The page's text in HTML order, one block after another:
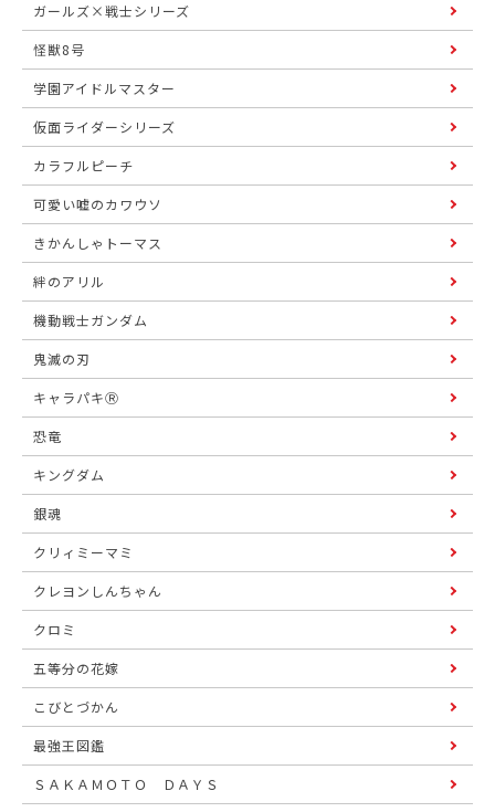
ガールズ×戦士シリーズ
怪獣8号
学園アイドルマスター
仮面ライダーシリーズ
カラフルピーチ
可愛い嘘のカワウソ
きかんしゃトーマス
絆のアリル
機動戦士ガンダム
鬼滅の刃
キャラパキⓇ
恐竜
キングダム
銀魂
クリィミーマミ
クレヨンしんちゃん
クロミ
五等分の花嫁
こびとづかん
最強王図鑑
ＳＡＫＡＭＯＴＯ ＤＡＹＳ